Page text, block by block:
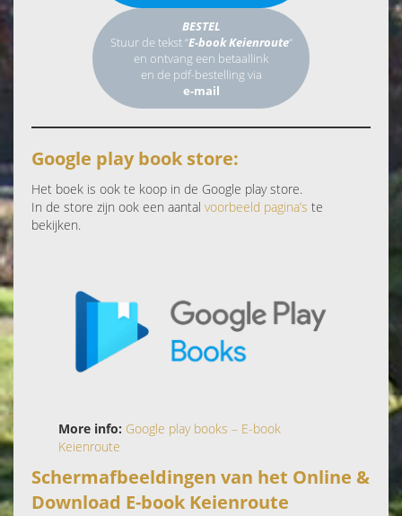
BESTEL
Stuur de tekst “E-bookKeienroute“
en ontvang een betaallink
en de pdf-bestelling via
e-mail
Google play book store:
Het boek is ook te koop in de Google play store.
In de store zijn ook een aantal voorbeeld pagina’s te
bekijken.
More info: Google play books – E-book
Keienroute
Schermafbeeldingen van het Online &
Download E-book Keienroute